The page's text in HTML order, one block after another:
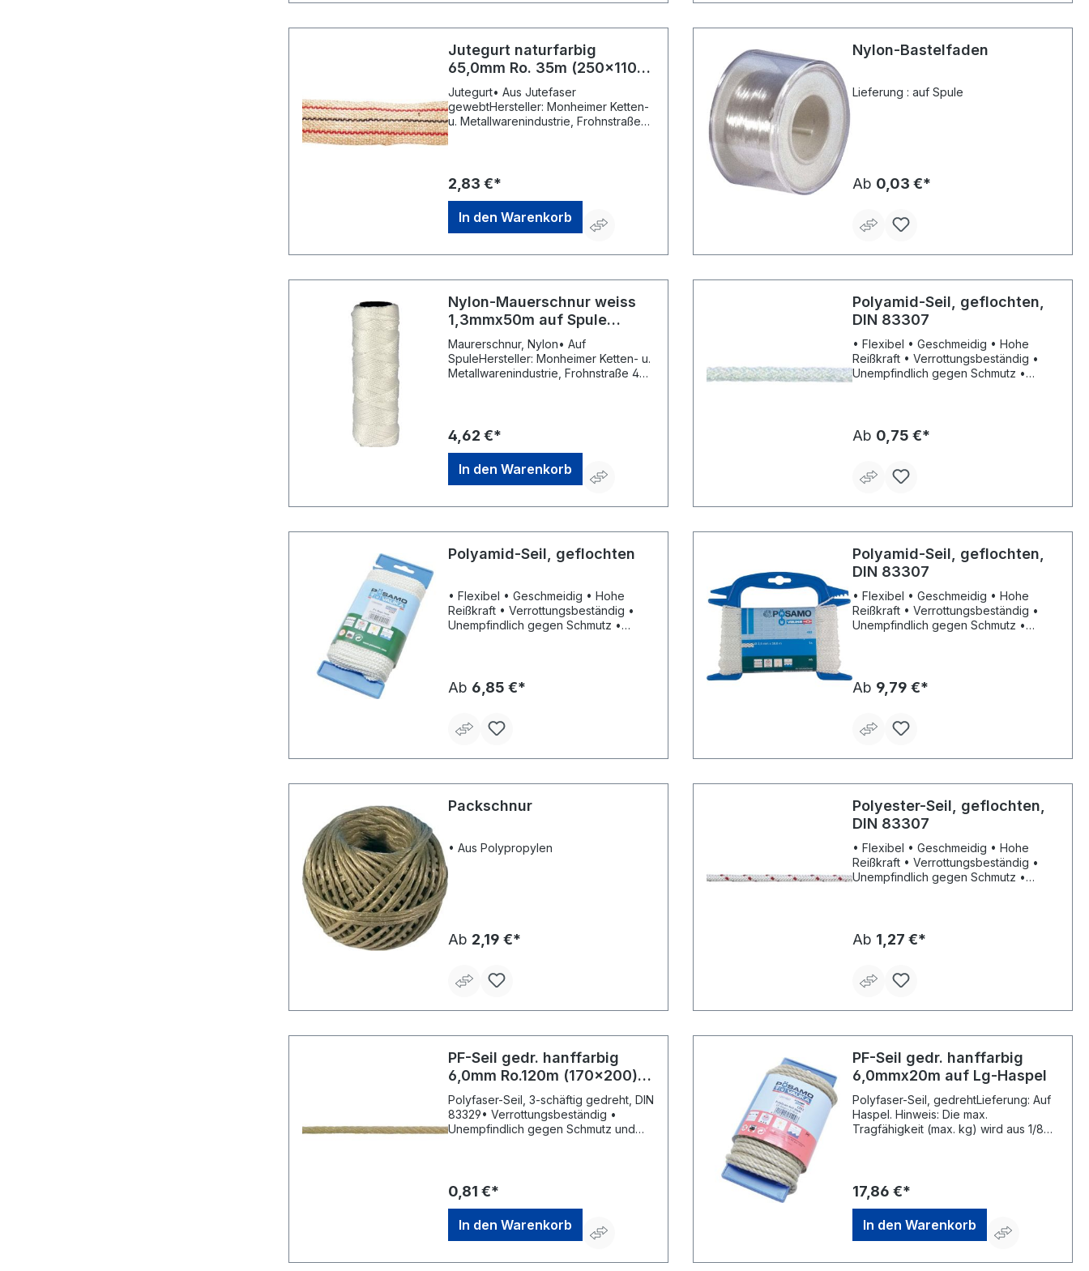
Jutegurt naturfarbig
65,0mm Ro. 35m (250x110)
PÖSAMO
Jutegurt• Aus Jutefaser
gewebtHersteller: Monheimer Ketten-
u. Metallwarenindustrie, Frohnstraße
2,83 €*
In den Warenkorb
Nylon-Bastelfaden
Lieferung : auf Spule
Ab 0,03 €*
Nylon-Mauerschnur weiss
1,3mmx50m auf Spule
PÖSAMO
Maurerschnur, Nylon• Auf
SpuleHersteller: Monheimer Ketten- u.
Metallwarenindustrie, Frohnstraße 44,
4,62 €*
In den Warenkorb
Polyamid-Seil, geflochten,
DIN 83307
• Flexibel • Geschmeidig • Hohe
Reißkraft • Verrottungsbeständig •
Unempfindlich gegen Schmutz •
der Reißkraft errechnet.
Ab 0,75 €*
Polyamid-Seil, geflochten
• Flexibel • Geschmeidig • Hohe
Reißkraft • Verrottungsbeständig •
Unempfindlich gegen Schmutz •
1/8 der Reißkraft errechnet.
Ab 6,85 €*
Polyamid-Seil, geflochten,
DIN 83307
• Flexibel • Geschmeidig • Hohe
Reißkraft • Verrottungsbeständig •
Unempfindlich gegen Schmutz •
kg) wird aus 1/8 der Reißkraft
errechnet.
Ab 9,79 €*
Packschnur
• Aus Polypropylen
Ab 2,19 €*
Polyester-Seil, geflochten,
DIN 83307
• Flexibel • Geschmeidig • Hohe
Reißkraft • Verrottungsbeständig •
Unempfindlich gegen Schmutz •
der Reißkraft errechnet.
Ab 1,27 €*
PF-Seil gedr. hanffarbig
6,0mm Ro.120m (170x200)
PÖSAMO
Polyfaser-Seil, 3-schäftig gedreht, DIN
83329• Verrottungsbeständig •
Unempfindlich gegen Schmutz und
Tragfähigkeit (max. kg) wird aus 1/8
der Reißkraft errechnet.Hersteller:
Monheimer Ketten- u.
Metallwarenindustrie, Frohnstraße 44,
40789 Monheim, DE, +49217339760,
info@poesamo.de
0,81 €*
In den Warenkorb
PF-Seil gedr. hanffarbig
6,0mmx20m auf Lg-Haspel
Polyfaser-Seil, gedrehtLieferung: Auf
Haspel. Hinweis: Die max.
Tragfähigkeit (max. kg) wird aus 1/8
40789 Monheim, DE, +49217339760,
info@poesamo.de
17,86 €*
In den Warenkorb